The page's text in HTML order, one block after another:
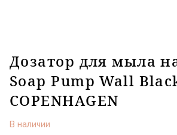
Дозатор для мыла
Soap Pump Wall
COPENHAGEN
В наличии